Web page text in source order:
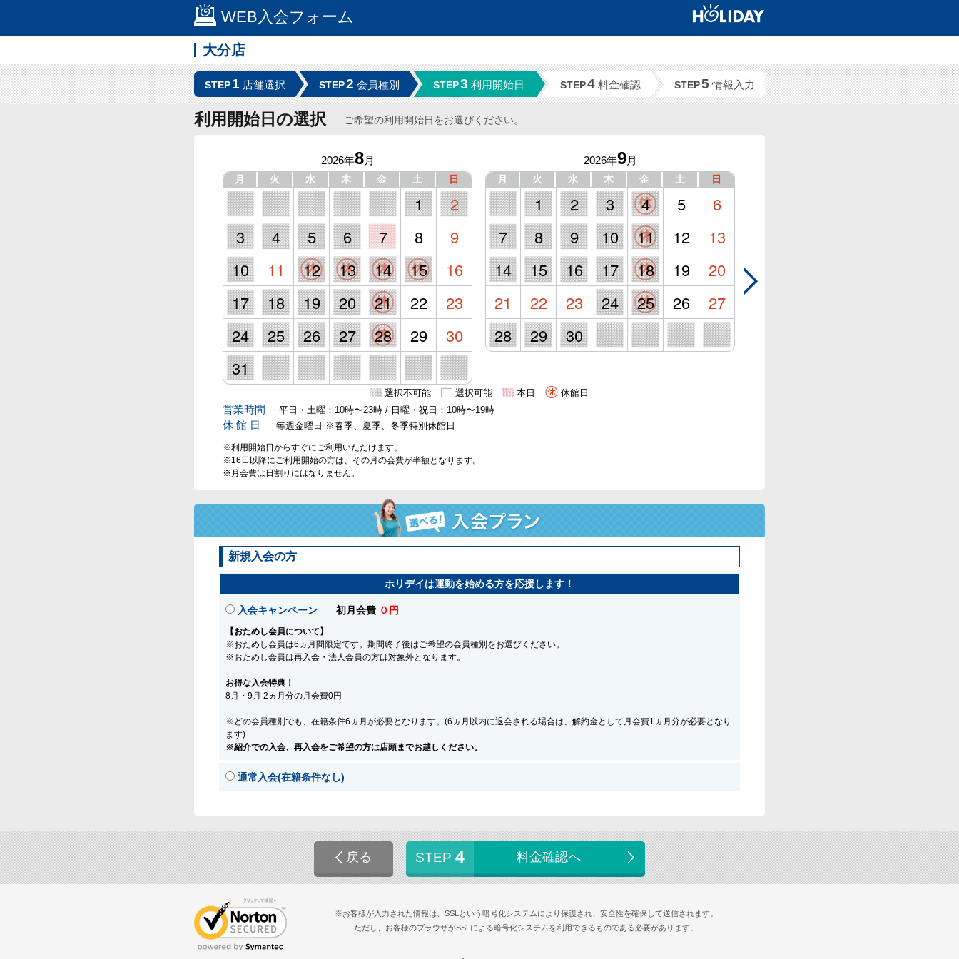
WEB入会フォーム
大分店
STEP1 店舗選択 STEP2 会員種別 STEP3 利用開始日 STEP4 料金確認 STEP5 情報入力
利用開始日の選択 ご希望の利用開始日をお選びください。
2026年8月
月 火 水 木 金 土 日
1
2
3
4 5 6 7 8
9
10
11 12 13 14 15
16
17
18 19 20 21 22
23
24
25 26 27 28 29
30
31
2026年9月
月 火 水 木 金 土 日
1 2 3 4 5
6
7
8 9 10 11 12
13
14
15 16 17 18 19
20
21
22 23 24 25 26
27
28
29 30
選択不可能 選択可能 本日 休館日
営業時間 平日・土曜：10時〜23時 / 日曜・祝日：10時〜19時
休 館 日 毎週金曜日 ※春季、夏季、冬季特別休館日
※利用開始日からすぐにご利用いただけます。
※16日以降にご利用開始の方は、その月の会費が半額となります。
※月会費は日割りにはなりません。
新規入会の方
ホリデイは運動を始める方を応援します！
入会キャンペーン 初月会費 ０円
【おためし会員について】
※おためし会員は6ヵ月間限定です。期間終了後はご希望の会員種別をお選びください。
※おためし会員は再入会・法人会員の方は対象外となります。
お得な入会特典！
8月・9月 2ヵ月分の月会費0円
※どの会員種別でも、在籍条件6ヵ月が必要となります。(6ヵ月以内に退会される場合は、解約金として月会費1ヵ月分が必要となり
ます)
※紹介での入会、再入会をご希望の方は店頭までお越しください。
通常入会(在籍条件なし)
戻る STEP 4 料金確認へ
※お客様が入力された情報は、SSLという暗号化システムにより保護され、安全性を確保して送信されます。
ただし、お客様のブラウザがSSLによる暗号化システムを利用できるものである必要があります。